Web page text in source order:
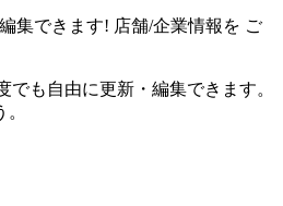
集できます! 店舗/企業情報を ご
でも自由に更新・編集できます。